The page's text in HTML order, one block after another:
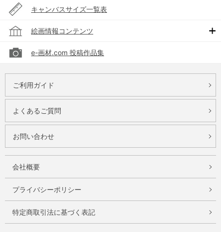
キャンバスサイズ一覧表
絵画情報コンテンツ
e-画材.com 投稿作品集
ご利用ガイド
よくあるご質問
お問い合わせ
会社概要
プライバシーポリシー
特定商取引法に基づく表記